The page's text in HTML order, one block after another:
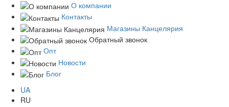
О компании
Контакты
Магазины Канцелярия
Обратный звонок
Опт
Новости
Блог
UA
RU